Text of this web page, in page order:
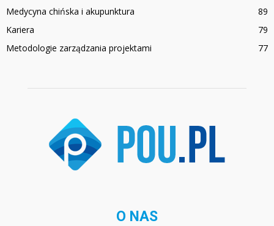
Medycyna chińska i akupunktura
89
Kariera
79
Metodologie zarządzania projektami
77
O NAS